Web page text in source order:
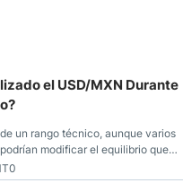
el USD/MXN Durante
un rango técnico, aunque varios
modificar el equilibrio que